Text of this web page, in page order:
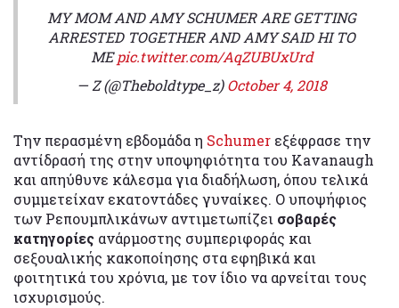
MY MOM AND AMY SCHUMER ARE GETTING
ARRESTED TOGETHER AND AMY SAID HI TO
MEpic.twitter.com/AqZUBUxUrd
— Z (@Theboldtype_z)October 4, 2018
Την περασμένη εβδομάδα η Schumer εξέφρασε την
αντίδρασή της στην υποψηφιότητα του Kavanaugh
και απηύθυνε κάλεσμα για διαδήλωση, όπου τελικά
συμμετείχαν εκατοντάδες γυναίκες. Ο υποψήφιος
των Ρεπουμπλικάνων αντιμετωπίζει σοβαρές
κατηγορίες ανάρμοστης συμπεριφοράς και
σεξουαλικής κακοποίησης στα εφηβικά και
φοιτητικά του χρόνια, με τον ίδιο να αρνείται τους
ισχυρισμούς.